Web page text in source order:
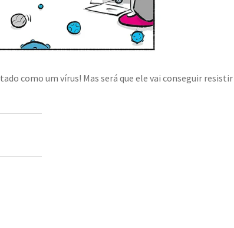
como um vírus! Mas será que ele vai conseguir resistir